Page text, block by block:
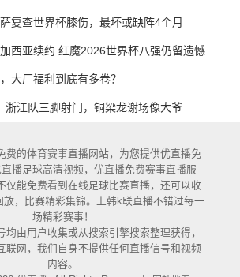
复查世界杯膝伤，最坏或缺阵4个月
西亚续约 红魔2026世界杯八强仍留遗憾
大厂福利到底有多卷？
浙江队三脚射门，铜梁龙谢场像大爷
费的体育赛事直播网站，为您提供优直播免
播足球高清视频，优直播免费赛事直播服
仅能免费看到在线足球比赛直播，还可以收
放，比赛精彩集锦。上韩k联直播不错过每一
场精彩赛事！
均由用户收集或从搜索引擎搜索整理获得，
联网，我们自身不提供任何直播信号和视频
内容。